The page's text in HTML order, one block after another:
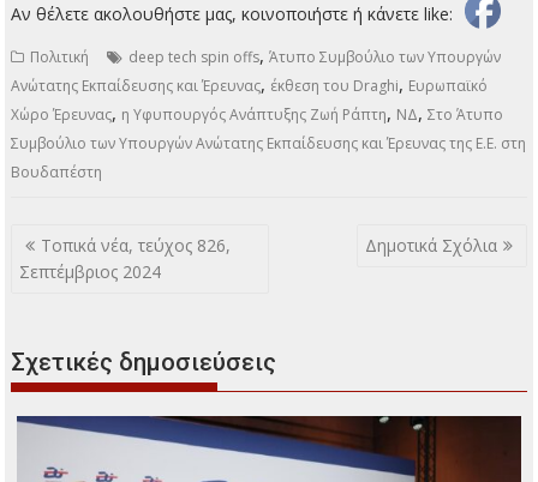
Αν θέλετε ακολουθήστε μας, κοινοποιήστε ή κάνετε like:
Πολιτική deep tech spin offs,Άτυπο Συμβούλιο των Υπουργών
Ανώτατης Εκπαίδευσης και Έρευνας, έκθεση του Draghi, Ευρωπαϊκό
Χώρο Έρευνας, η Υφυπουργός Ανάπτυξης Ζωή Ράπτη, ΝΔ,Στο Άτυπο
Συμβούλιο των Υπουργών Ανώτατης Εκπαίδευσης και Έρευνας της Ε.Ε. στη
Βουδαπέστη
Πλοήγηση
άρθρων
Τοπικά νέα, τεύχος 826,
Σεπτέμβριος 2024
Δημοτικά Σχόλια
Σχετικές δημοσιεύσεις